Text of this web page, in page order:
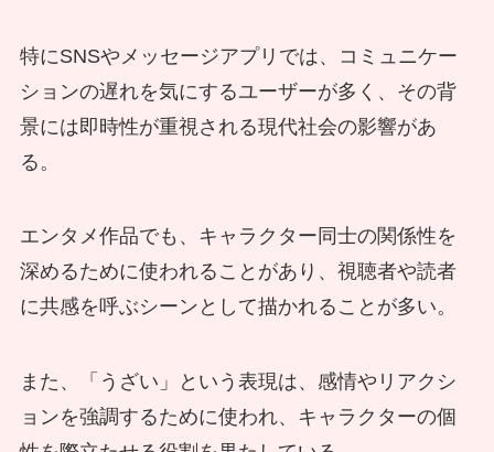
特にSNSやメッセージアプリでは、コミュニケー
ションの遅れを気にするユーザーが多く、その背
景には即時性が重視される現代社会の影響があ
る。
エンタメ作品でも、キャラクター同士の関係性を
深めるために使われることがあり、視聴者や読者
に共感を呼ぶシーンとして描かれることが多い。
また、「うざい」という表現は、感情やリアクシ
ョンを強調するために使われ、キャラクターの個